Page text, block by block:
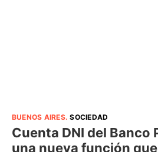
BUENOS AIRES.SOCIEDAD
Cuenta DNI del Banco
una nueva función